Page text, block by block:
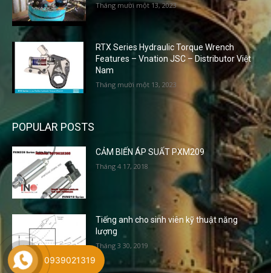
Tháng mười một 13, 2023
RTX Series Hydraulic Torque Wrench
Features – Vnation JSC – Distributor Việt
Nam
Tháng mười một 13, 2023
POPULAR POSTS
CẢM BIẾN ÁP SUẤT PXM209
Tháng 4 17, 2018
Tiếng anh cho sinh viên kỹ thuật năng
lượng
Tháng 3 30, 2019
0939021319